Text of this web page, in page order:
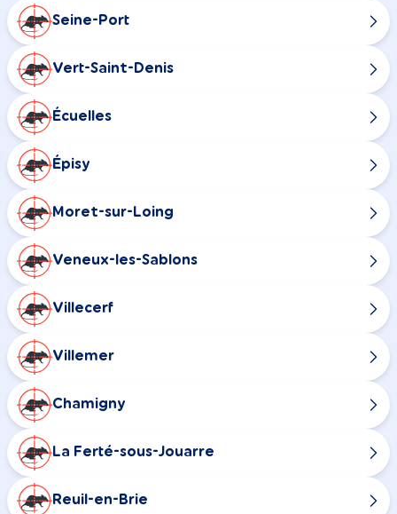
Seine-Port
Vert-Saint-Denis
Écuelles
Épisy
Moret-sur-Loing
Veneux-les-Sablons
Villecerf
Villemer
Chamigny
La Ferté-sous-Jouarre
Reuil-en-Brie